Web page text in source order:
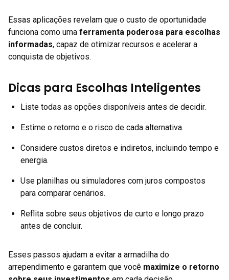
Essas aplicações revelam que o custo de oportunidade
funciona como uma ferramenta poderosa para escolhas
informadas, capaz de otimizar recursos e acelerar a
conquista de objetivos.
Dicas para Escolhas Inteligentes
Liste todas as opções disponíveis antes de decidir.
Estime o retorno e o risco de cada alternativa.
Considere custos diretos e indiretos, incluindo tempo e
energia.
Use planilhas ou simuladores com juros compostos
para comparar cenários.
Reflita sobre seus objetivos de curto e longo prazo
antes de concluir.
Esses passos ajudam a evitar a armadilha do
arrependimento e garantem que você maximize o retorno